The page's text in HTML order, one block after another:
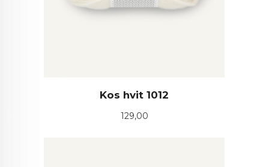
Kos hvit 1012
Pris
129,00